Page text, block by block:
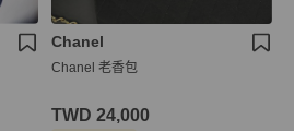
Chanel
Chanel 老香包
TWD 24,000